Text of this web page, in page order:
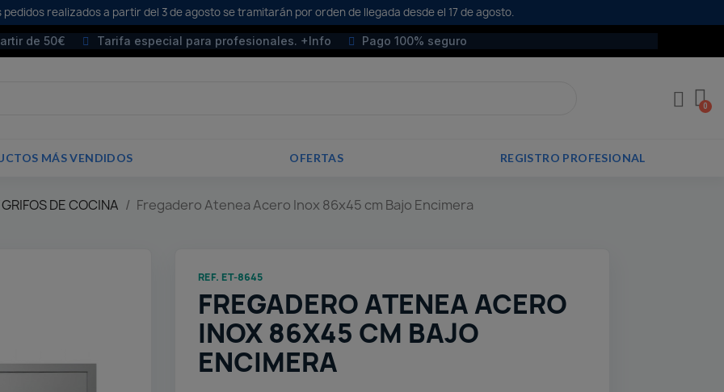
realizados a partir del 3 de agosto se tramitarán por orden de llegada desde el 17 de agosto.
de 50€ Tarifa especial para profesionales. +Info Pago 100% seguro
MÁS VENDIDOS OFERTAS REGISTRO PROFESIONAL
DE COCINA Fregadero Atenea Acero Inox 86x45 cm Bajo Encimera
REF. ET-8645
FREGADERO ATENEA ACERO
INOX 86X45 CM BAJO
ENCIMERA